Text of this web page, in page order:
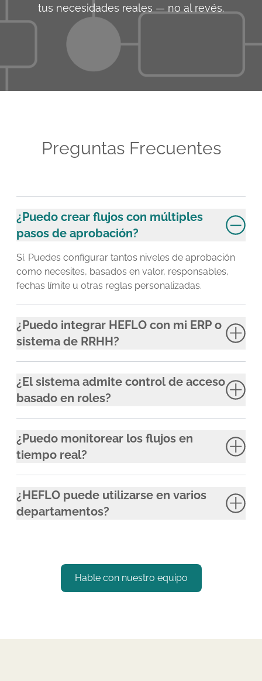
tus necesidades reales — no al revés.
Preguntas Frecuentes
¿Puedo crear flujos con múltiples
pasos de aprobación?
Sí. Puedes configurar tantos niveles de aprobación
como necesites, basados en valor, responsables,
fechas límite u otras reglas personalizadas.
¿Puedo integrar HEFLO con mi ERP o
sistema de RRHH?
¿El sistema admite control de acceso
basado en roles?
¿Puedo monitorear los flujos en
tiempo real?
¿HEFLO puede utilizarse en varios
departamentos?
Hable con nuestro equipo